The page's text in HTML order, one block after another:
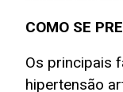
COMO SE
Os principais
hipertensão